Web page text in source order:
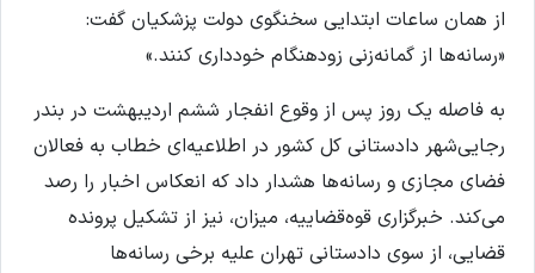
از همان ساعات ابتدایی سخنگوی دولت پزشکیان گفت:
«رسانه‌ها از گمانه‌زنی زودهنگام خودداری کنند.»
به فاصله‌ یک روز پس از وقوع انفجار ششم اردیبهشت در بندر
رجایی‌شهر دادستانی کل کشور در اطلاعیه‌ای خطاب به فعالان
فضای مجازی و رسانه‌ها هشدار داد که انعکاس اخبار را رصد
می‌کند. خبرگزاری قوه‌قضاییه، میزان، نیز از تشکیل پرونده
قضایی، از سوی دادستانی تهران علیه برخی رسانه‌ها